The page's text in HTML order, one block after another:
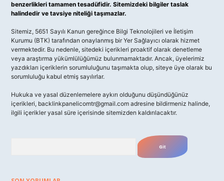
benzerlikleri tamamen tesadüfidir. Sitemizdeki bilgiler taslak
halindedir ve tavsiye niteliği taşımazlar.
Sitemiz, 5651 Sayılı Kanun gereğince Bilgi Teknolojileri ve İletişim
Kurumu (BTK) tarafından onaylanmış bir Yer Sağlayıcı olarak hizmet
vermektedir. Bu nedenle, sitedeki içerikleri proaktif olarak denetleme
veya araştırma yükümlülüğümüz bulunmamaktadır. Ancak, üyelerimiz
yazdıkları içeriklerin sorumluluğunu taşımakta olup, siteye üye olarak bu
sorumluluğu kabul etmiş sayılırlar.
Hukuka ve yasal düzenlemelere aykırı olduğunu düşündüğünüz
içerikleri, backlinkpanelicomtr@gmail.com adresine bildirmeniz halinde,
ilgili içerikler yasal süre içerisinde sitemizden kaldırılacaktır.